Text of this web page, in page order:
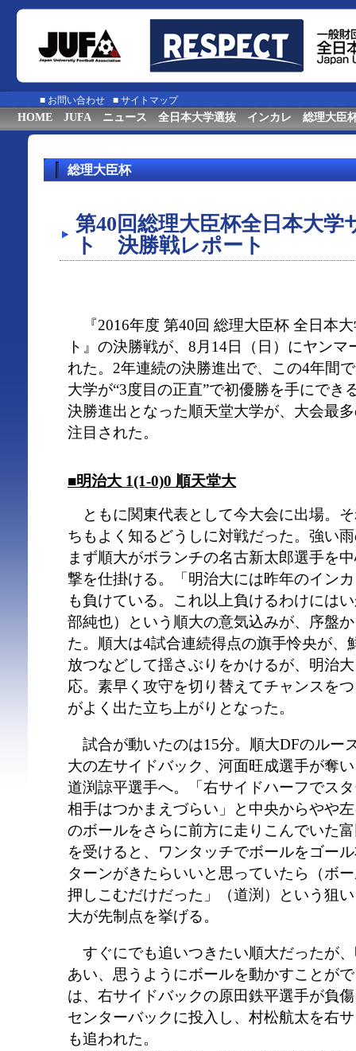
■ お問い合わせ ■ サイトマップ
HOME JUFA ニュース 全日本大学選抜 インカレ 総理大臣
総理大臣杯
第40回総理大臣杯全日本大
ト 決勝戦レポート
『2016年度 第40回 総理大臣杯 全日本
ト』の決勝戦が、8月14日（日）にヤン
れた。2年連続の決勝進出で、この4年間
大学が“3度目の正直”で初優勝を手にでき
決勝進出となった順天堂大学が、大会最
注目された。
■明治大 1(1-0)0 順天堂大
ともに関東代表として今大会に出場。
ちもよく知るどうしに対戦だった。強い
まず順大がボランチの名古新太郎選手を
撃を仕掛ける。「明治大には昨年のイン
も負けている。これ以上負けるわけには
部純也）という順大の意気込みが、序盤
た。順大は4試合連続得点の旗手怜央が、
放つなどして揺さぶりをかけるが、明治
応。素早く攻守を切り替えてチャンスを
がよく出た立ち上がりとなった。
試合が動いたのは15分。順大DFのルー
大の左サイドバック、河面旺成選手が奪
道渕諒平選手へ。「右サイドハーフでス
相手はつかまえづらい」と中央からやや
のボールをさらに前方に走りこんでいた
を受けると、ワンタッチでボールをゴー
ターンがきたらいいと思っていたら（ボ
押しこむだけだった」（道渕）という狙
大が先制点を挙げる。
すぐにでも追いつきたい順大だったが
あい、思うようにボールを動かすことが
は、右サイドバックの原田鉄平選手が負
センターバックに投入し、村松航太を右
も追われた。